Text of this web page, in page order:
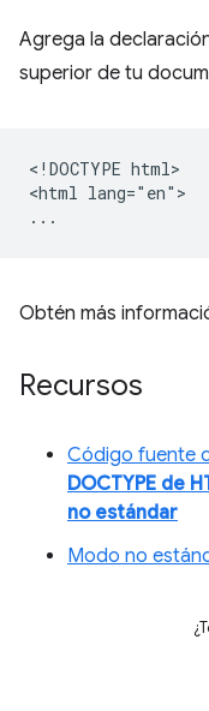
Agrega la
superior de tu
<!DOCTYPE html>
<html lang="en">
Obtén más
Recursos
Código fuente
DOCTYPE de
no estándar
Modo no